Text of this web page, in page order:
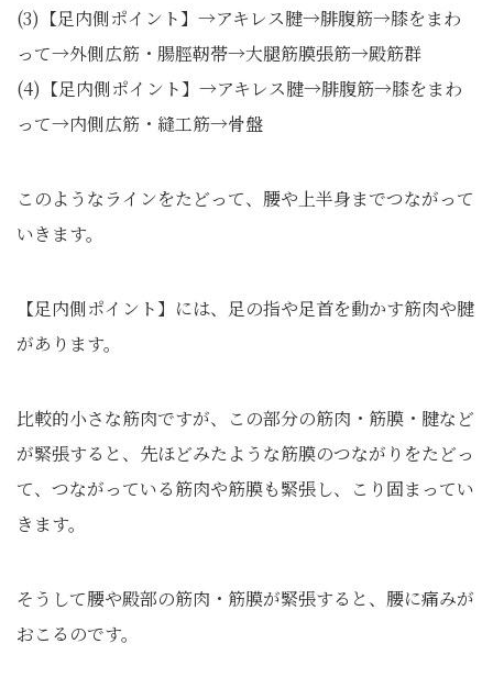
(3)【足内側ポイント】→アキレス腱→腓腹筋→膝をまわ
って→外側広筋・腸脛靭帯→大腿筋膜張筋→殿筋群
(4)【足内側ポイント】→アキレス腱→腓腹筋→膝をまわ
って→内側広筋・縫工筋→骨盤
このようなラインをたどって、腰や上半身までつながって
いきます。
【足内側ポイント】には、足の指や足首を動かす筋肉や腱
があります。
比較的小さな筋肉ですが、この部分の筋肉・筋膜・腱など
が緊張すると、先ほどみたような筋膜のつながりをたどっ
て、つながっている筋肉や筋膜も緊張し、こり固まってい
きます。
そうして腰や殿部の筋肉・筋膜が緊張すると、腰に痛みが
おこるのです。